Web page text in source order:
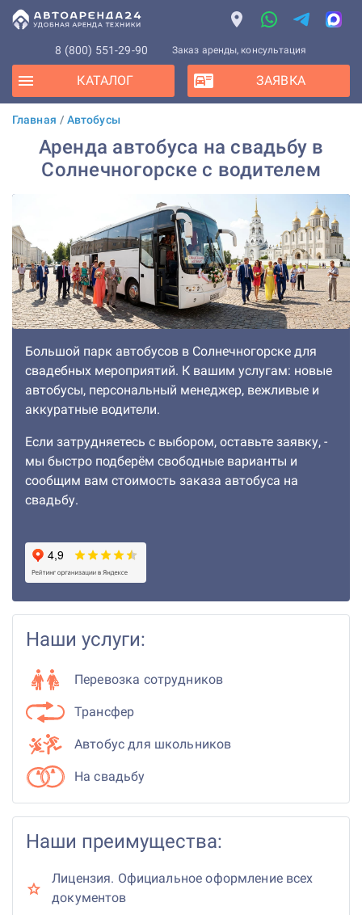
8 (800) 551-29-90 Заказ аренды, консультация
КАТАЛОГ ЗАЯВКА
Главная / Автобусы
Аренда автобуса на свадьбу в
Солнечногорске с водителем
Большой парк автобусов в Солнечногорске для
свадебных мероприятий. К вашим услугам: новые
автобусы, персональный менеджер, вежливые и
аккуратные водители.
Если затрудняетесь с выбором, оставьте заявку, -
мы быстро подберём свободные варианты и
сообщим вам стоимость заказа автобуса на
свадьбу.
Наши услуги:
Перевозка сотрудников
Трансфер
Автобус для школьников
На свадьбу
Наши преимущества:
Лицензия. Официальное оформление всех
документов